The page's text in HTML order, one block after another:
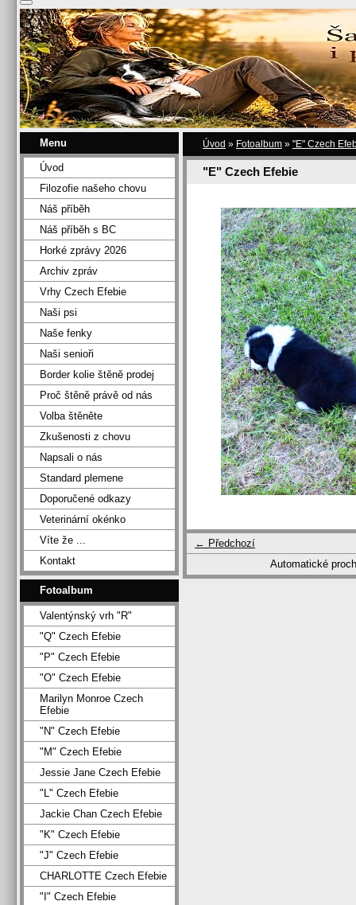
Úvod » Fotoalbum » "E" Czech
"E" Czech Efebie
← Předchozí
Automatické
Menu
Úvod
Filozofie našeho chovu
Náš příběh
Náš příběh s BC
Horké zprávy 2026
Archiv zpráv
Vrhy Czech Efebie
Naši psi
Naše fenky
Naši senioři
Border kolie štěně prodej
Proč štěně právě od nás
Volba štěněte
Zkušenosti z chovu
Napsali o nás
Standard plemene
Doporučené odkazy
Veterinární okénko
Víte že ...
Kontakt
Fotoalbum
Valentýnský vrh "R"
"Q" Czech Efebie
"P" Czech Efebie
"O" Czech Efebie
Marilyn Monroe Czech
Efebie
"N" Czech Efebie
"M" Czech Efebie
Jessie Jane Czech Efebie
"L" Czech Efebie
Jackie Chan Czech Efebie
"K" Czech Efebie
"J" Czech Efebie
CHARLOTTE Czech Efebie
"I" Czech Efebie